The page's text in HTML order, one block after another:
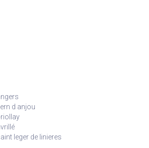
d anjou
leger de linieres